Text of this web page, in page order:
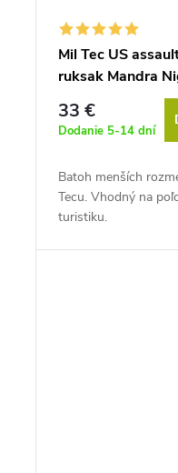
Mil Tec US
ruksak Mandra
33 €
Dodanie 5-14 dní
Batoh menších
Tecu. Vhodný na
turistiku.